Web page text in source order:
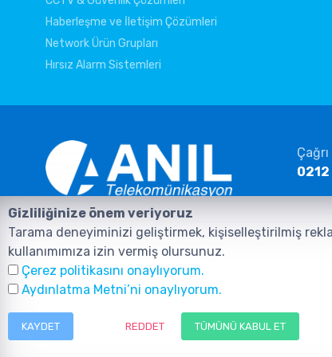
Haberleşme ve İletişim Çözümleri
Network Ürün Grupları
Hırsız Alarm Sistemleri
Anasayfa Ürünler İletişim
Gizliliğinize önem veriyoruz
Tarama deneyiminizi geliştirmek, kişiselleştirilmiş
kullanımımıza izin vermiş olursunuz.
Çerez politikasını onaylıyorum.
Aydınlatma Metni’ni onaylıyorum.
KAYDET REDDET TÜMÜNÜ KABUL ET